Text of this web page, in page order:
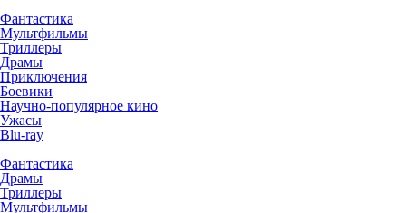
Фантастика
Мультфильмы
Триллеры
Драмы
Приключения
Боевики
Научно-популярное кино
Ужасы
Blu-ray
Фантастика
Драмы
Триллеры
Мультфильмы